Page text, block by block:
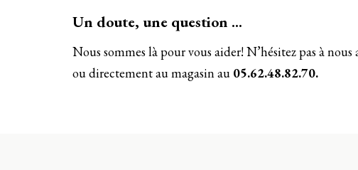
Un doute, une question …
Nous sommes là pour vous aider! N’hésitez pas à nous
ou directement au magasin au 05.62.48.82.70.